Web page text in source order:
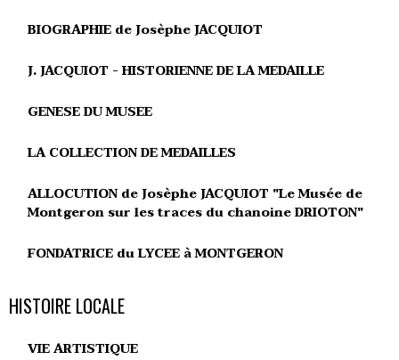
BIOGRAPHIE de Josèphe JACQUIOT
J. JACQUIOT - HISTORIENNE DE LA MEDAILLE
GENESE DU MUSEE
LA COLLECTION DE MEDAILLES
ALLOCUTION de Josèphe JACQUIOT "Le Musée de
Montgeron sur les traces du chanoine DRIOTON"
FONDATRICE du LYCEE à MONTGERON
HISTOIRE LOCALE
VIE ARTISTIQUE